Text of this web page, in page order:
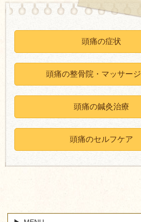
頭痛の症状
頭痛の整骨院・マッサー
頭痛の鍼灸治療
頭痛のセルフケア